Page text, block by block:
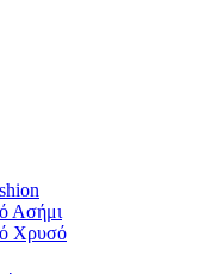
Ασήμι
Χρυσό